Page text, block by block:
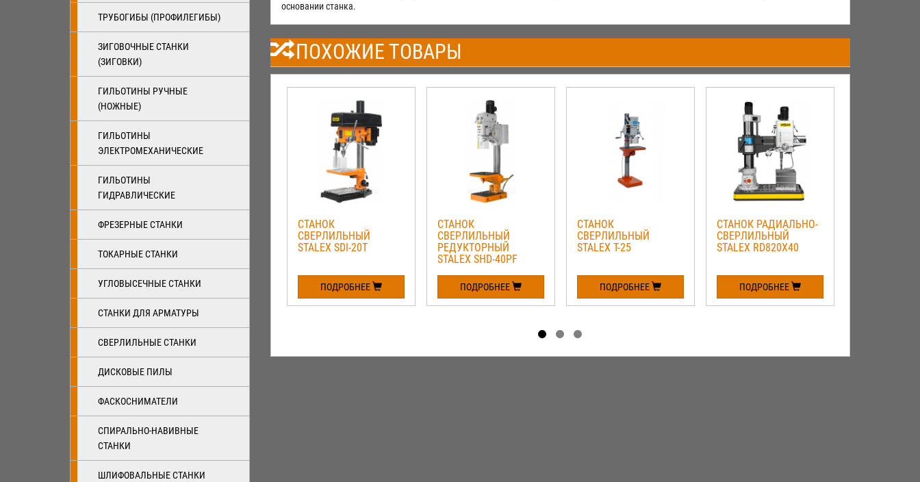
ТРУБОГИБЫ (ПРОФИЛЕГИБЫ)
ЗИГОВОЧНЫЕ СТАНКИ
(ЗИГОВКИ)
ГИЛЬОТИНЫ РУЧНЫЕ
(НОЖНЫЕ)
ГИЛЬОТИНЫ
ЭЛЕКТРОМЕХАНИЧЕСКИЕ
ГИЛЬОТИНЫ
ГИДРАВЛИЧЕСКИЕ
ФРЕЗЕРНЫЕ СТАНКИ
ТОКАРНЫЕ СТАНКИ
УГЛОВЫСЕЧНЫЕ СТАНКИ
СТАНКИ ДЛЯ АРМАТУРЫ
СВЕРЛИЛЬНЫЕ СТАНКИ
ДИСКОВЫЕ ПИЛЫ
ФАСКОСНИМАТЕЛИ
СПИРАЛЬНО-НАВИВНЫЕ
СТАНКИ
ШЛИФОВАЛЬНЫЕ СТАНКИ
основании станка.
ПОХОЖИЕ ТОВАРЫ
СТАНОК
СВЕРЛИЛЬНЫЙ
STALEX SDI-20T
ПОДРОБНЕЕ
СТАНОК
СВЕРЛИЛЬНЫЙ
РЕДУКТОРНЫЙ
STALEX SHD-40PF
ПОДРОБНЕЕ
СТАНОК
СВЕРЛИЛЬНЫЙ
STALEX T-25
ПОДРОБНЕЕ
СТАНОК РАДИАЛЬНО-
СВЕРЛИЛЬНЫЙ
STALEX RD820X40
ПОДРОБНЕЕ